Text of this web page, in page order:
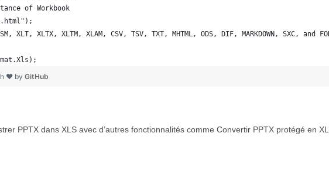
of Workbook
XLT, XLTX, XLTM, XLAM, CSV, TSV, TXT, MHTML, ODS, DIF, MARKDOWN, SXC,
❤ by GitHub
PPTX dans XLS avec d’autres fonctionnalités comme Convertir PPTX protégé en